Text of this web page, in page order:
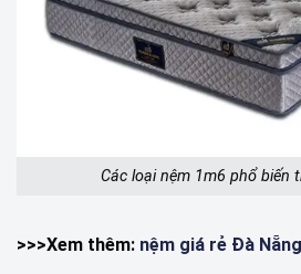
Các loại nệm 1m6 phổ biến
>>>Xem thêm: nệm giá rẻ Đà Nẵng